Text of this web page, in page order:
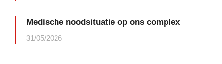
Medische noodsituatie op ons complex
31/05/2026